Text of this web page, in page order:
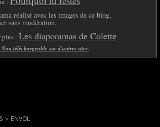
réalisé avec les images de ce blog,
sans modération.
: Les diaporamas de Colette
téléchargeable sur d'autres sites.
> ENVOL